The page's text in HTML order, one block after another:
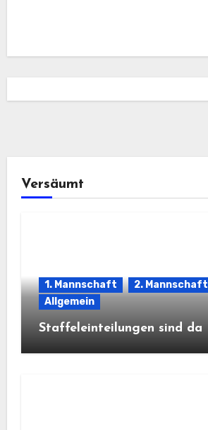
Versäumt
1. Mannschaft
2. Mannschaft
Allgemein
Staffeleinteilungen sind da